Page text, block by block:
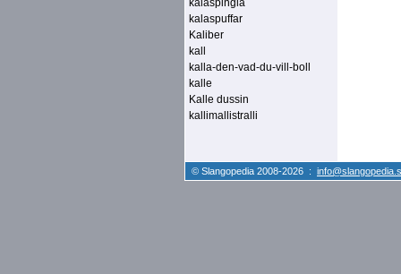
kalaspingla
kalaspuffar
Kaliber
kall
kalla-den-vad-du-vill-boll
kalle
Kalle dussin
kallimallistralli
© Slangopedia 2008-2026 :